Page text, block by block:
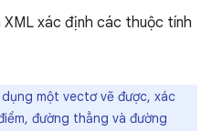
XML xác định các thuộc tính
một vectơ vẽ được, xác
đường thẳng và đường